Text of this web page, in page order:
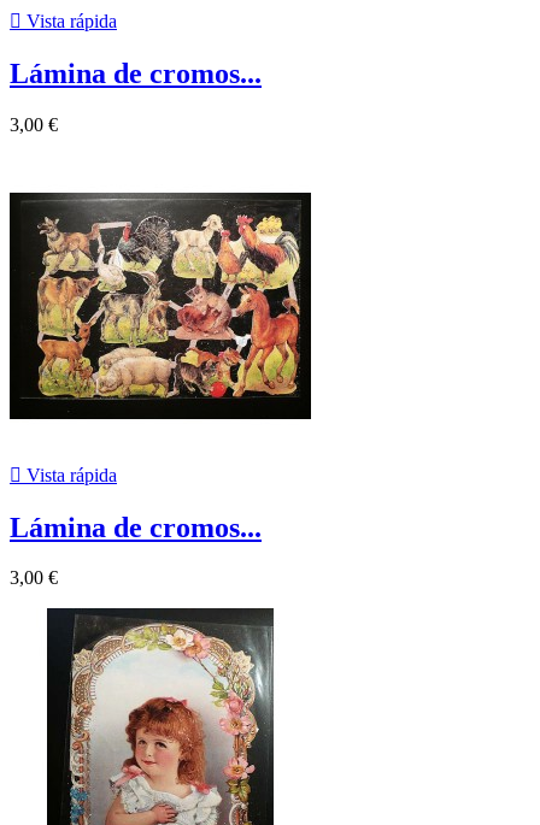
 Vista rápida
Lámina de cromos...
3,00 €
 Vista rápida
Lámina de cromos...
3,00 €